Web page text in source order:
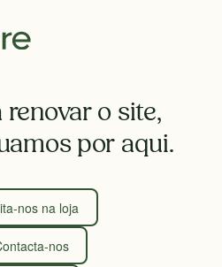
o site,
por aqui.
nos na loja
nos